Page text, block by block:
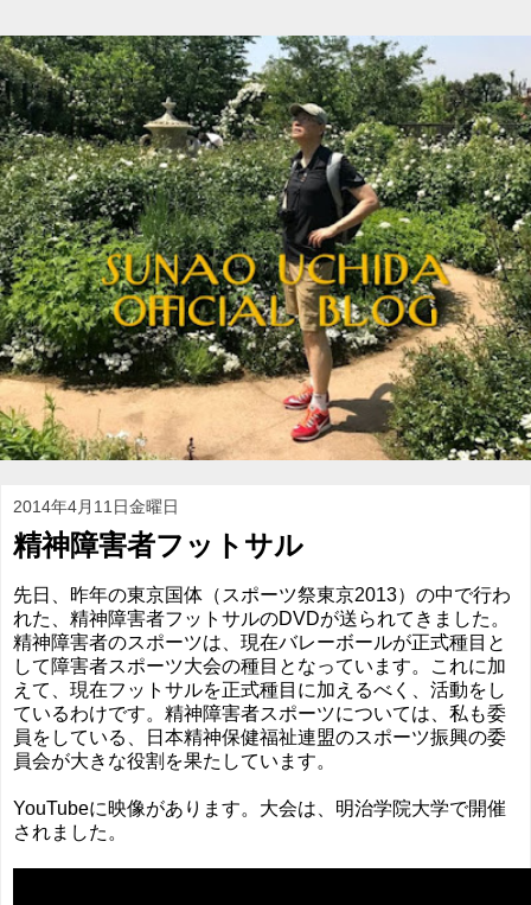
2014年4月11日金曜日
精神障害者フットサル
先日、昨年の東京国体（スポーツ祭東京2013）の中で行わ
れた、精神障害者フットサルのDVDが送られてきました。
精神障害者のスポーツは、現在バレーボールが正式種目と
して障害者スポーツ大会の種目となっています。これに加
えて、現在フットサルを正式種目に加えるべく、活動をし
ているわけです。精神障害者スポーツについては、私も委
員をしている、日本精神保健福祉連盟のスポーツ振興の委
員会が大きな役割を果たしています。
YouTubeに映像があります。大会は、明治学院大学で開催
されました。